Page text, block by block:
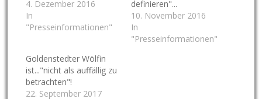
4. Dezember 2016
In
"Presseinformationen"
definieren"...
10. November 2016
In
"Presseinformationen"
Goldenstedter Wölfin
ist..."nicht als auffällig zu
betrachten"!
22. September 2017